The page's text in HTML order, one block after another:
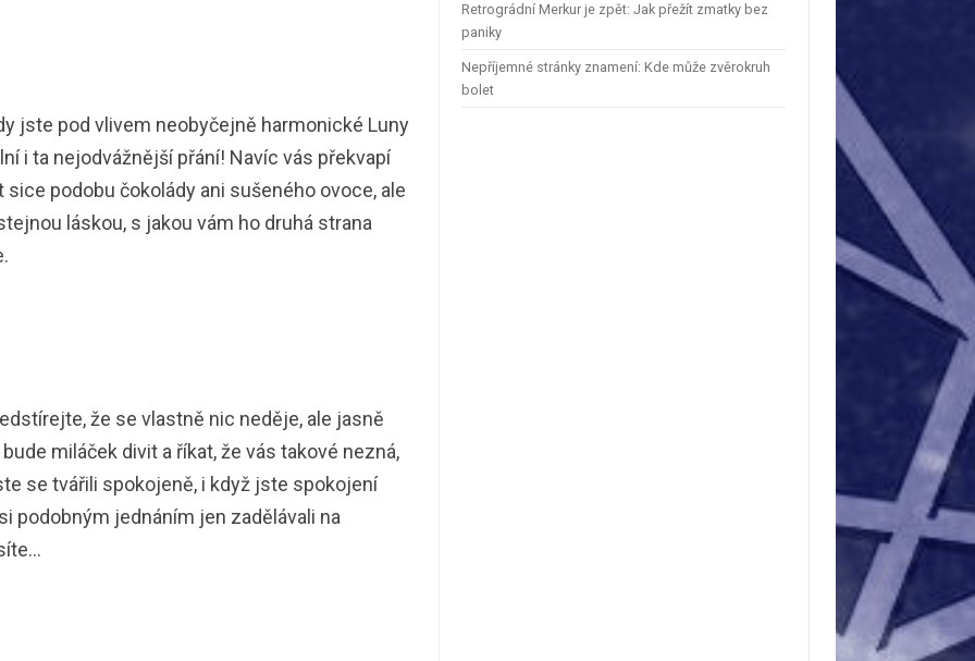
jste pod vlivem neobyčejně harmonické Luny
i ta nejodvážnější přání! Navíc vás překvapí
podobu čokolády ani sušeného ovoce, ale
láskou, s jakou vám ho druhá strana
že se vlastně nic neděje, ale jasně
miláček divit a říkat, že vás takové nezná,
se tvářili spokojeně, i když jste spokojení
podobným jednáním jen zadělávali na
Retrográdní Merkur je zpět: Jak přežít zmatky bez
paniky
Nepříjemné stránky znamení: Kde může zvěrokruh
bolet